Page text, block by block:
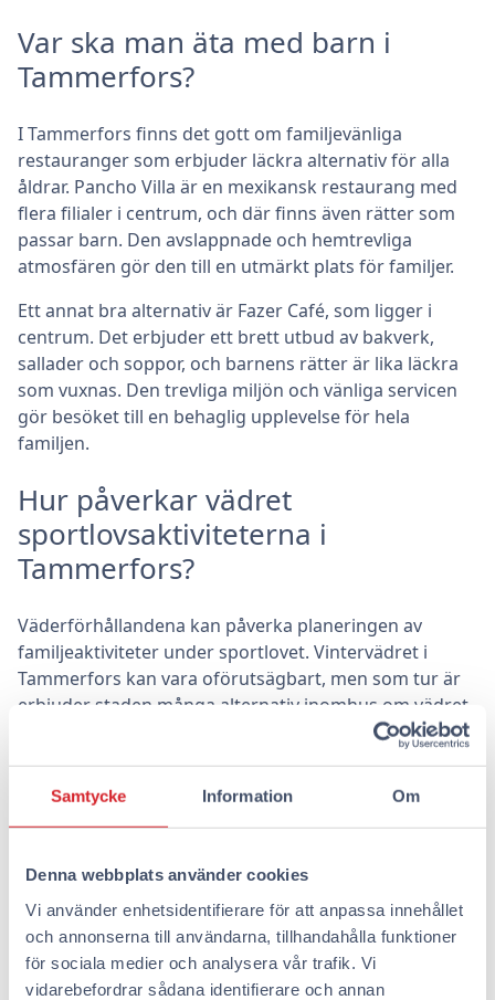
Samtycke Information Om
Denna webbplats använder cookies
Vi använder enhetsidentifierare för att anpassa innehållet
och annonserna till användarna, tillhandahålla funktioner
för sociala medier och analysera vår trafik. Vi
vidarebefordrar sådana identifierare och annan
Var ska man äta med barn i
Tammerfors?
I Tammerfors finns det gott om familjevänliga
restauranger som erbjuder läckra alternativ för alla
åldrar. Pancho Villa är en mexikansk restaurang med
flera filialer i centrum, och där finns även rätter som
passar barn. Den avslappnade och hemtrevliga
atmosfären gör den till en utmärkt plats för familjer.
Ett annat bra alternativ är Fazer Café, som ligger i
centrum. Det erbjuder ett brett utbud av bakverk,
sallader och soppor, och barnens rätter är lika läckra
som vuxnas. Den trevliga miljön och vänliga servicen
gör besöket till en behaglig upplevelse för hela
familjen.
Hur påverkar vädret
sportlovsaktiviteterna i
Tammerfors?
Väderförhållandena kan påverka planeringen av
familjeaktiviteter under sportlovet. Vintervädret i
Tammerfors kan vara oförutsägbart, men som tur är
erbjuder staden många alternativ inomhus om vädret
inte gynnar utomhusaktiviteter. Till exempel Megazone
med energi på ett säkert sätt, oavsett väder.
Vid dåligt väder är även biografer ett utmärkt
den erbjuder en trevlig plats att koppla av och njuta av
filmunderhållning. På så sätt förstör inte vädret
lovdagen.
Hur planerar man den perfekta